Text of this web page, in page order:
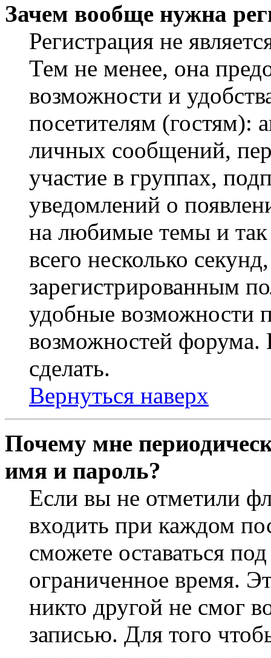
Зачем вообще нужна
Регистрация не
Тем не менее, она
возможности и
посетителям (гостям):
личных сообщений,
участие в группах,
уведомлений о
на любимые темы и так
всего несколько
зарегистрированным
удобные возможности
возможностей
сделать.
Вернуться наверх
Почему мне
имя и пароль?
Если вы не отметили
входить при каждом
сможете оставаться
ограниченное время.
никто другой не смог
записью. Для того